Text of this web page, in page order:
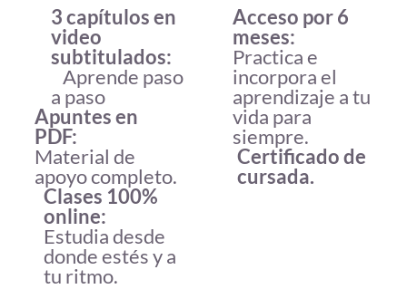
3 capítulos en
video
subtitulados:
Aprende paso
a paso
Apuntes en
PDF:
Material de
apoyo completo.
Clases 100%
online:
Estudia desde
donde estés y a
tu ritmo.
Acceso por 6
meses:
Practica e
incorpora el
aprendizaje a tu
vida para
siempre.
Certificado de
cursada.